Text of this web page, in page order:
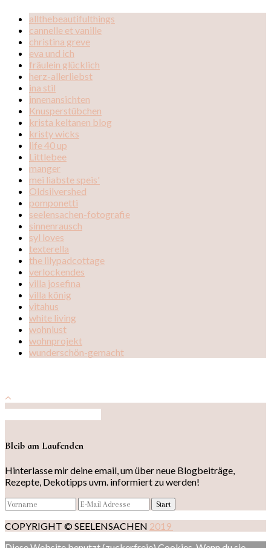
allthebeautifulthings
cannelle et vanille
christina greve
eva und ich
fräulein glücklich
herz-allerliebst
ina stil
innenansichten
Knusperstübchen
krista keltanen blog
kristy wicks
life 40 up
Littlebee
manger
mei liabste speis'
Oldsilvershed
pomponetti
seelensachen-fotografie
sinnenrausch
syl loves
texterella
the lilypadcottage
verlockendes
villa josefina
villa könig
vitahus
white living
wohnlust
wohnprojekt
wunderschön-gemacht
Bleib am Laufenden
Hinterlasse mir deine email, um über neue Blogbeiträge,
Rezepte, Dekotipps uvm. informiert zu werden!
COPYRIGHT © SEELENSACHEN 2019